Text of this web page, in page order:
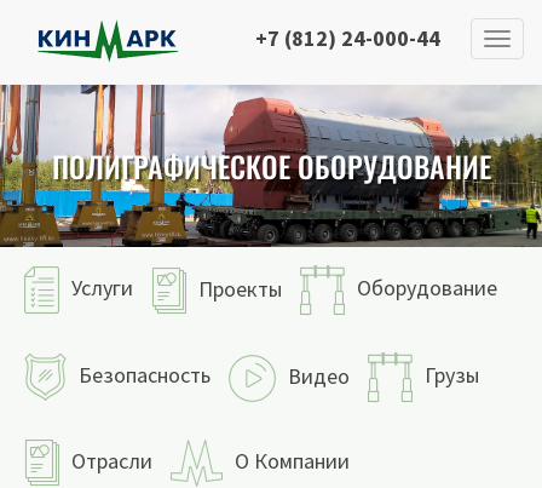
+7 (812) 24-000-44
ПОЛИГРАФИЧЕСКОЕ ОБОРУДОВАНИЕ
Услуги Проекты Оборудование
Безопасность Видео Грузы
Отрасли О Компании